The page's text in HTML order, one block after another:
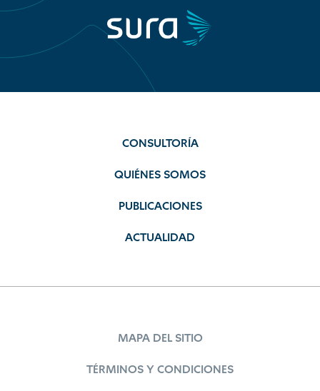
CONSULTORÍA
QUIÉNES SOMOS
PUBLICACIONES
ACTUALIDAD
MAPA DEL SITIO
TÉRMINOS Y CONDICIONES